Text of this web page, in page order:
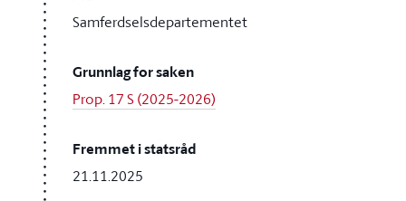
Samferdselsdepartementet
Grunnlag for saken
Prop. 17 S (2025-2026)
Fremmet i statsråd
21.11.2025